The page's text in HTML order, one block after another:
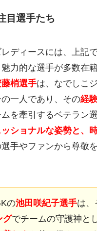
目選手たち
ディースには、上記
力的な選手が多数在
梢選手は、なでしこ
一人であり、その経
を牽引するベテラン
ショナルな姿勢と、
手やファンから尊敬
の池田咲紀子選手は、
グでチームの守護神と